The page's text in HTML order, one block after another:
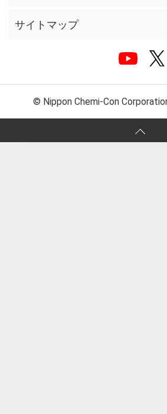
サイトマップ
© Nippon Chemi-Con